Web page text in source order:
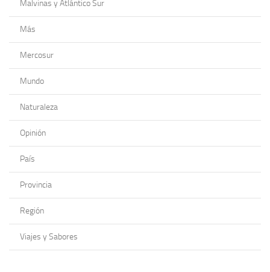
Malvinas y Atlántico Sur
Más
Mercosur
Mundo
Naturaleza
Opinión
País
Provincia
Región
Viajes y Sabores